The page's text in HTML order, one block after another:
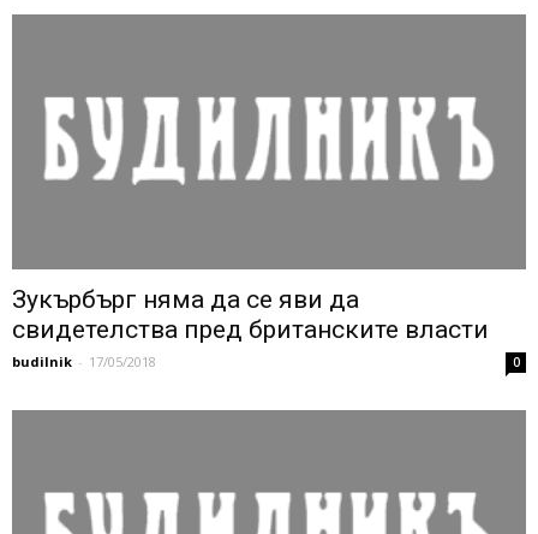
Зукърбърг няма да се яви да
свидетелства пред британските власти
budilnik - 17/05/2018 0